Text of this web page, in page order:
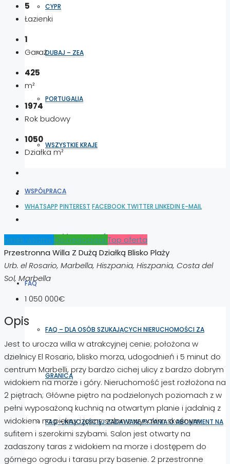
CYPR
DUBAJ – ZEA
PORTUGALIA
WSZYSTKIE KRAJE
WSPÓŁPRACA
SPOŁECZNOŚĆ INWESTORÓW
FAQ
FAQ – DLA OSÓB SZUKAJĄCYCH NIERUCHOMOŚCI ZA
GRANICĄ
FAQ – NAJCZĘŚCIEJ ZADAWANE PYTANIA O ABONAMENT NA
5
Łazienki
1
Garaż
425
m²
1974
Rok budowy
1050
Działka m²
WHATSAPP PINTEREST FACEBOOK TWITTER LINKEDIN E-MAIL
rynek wtórny Do negocjacji Top oferta
Przestronna Willa Z Dużą Działką Blisko Plaży
Urb. el Rosario, Marbella, Hiszpania, Hiszpania, Costa del
Sol, Marbella
1 050 000€
Opis
Jest to urocza willa w atrakcyjnej cenie; położona w
dzielnicy El Rosario, blisko morza, udogodnień i 5 minut do
centrum Marbelli, przy bardzo cichej ulicy z bardzo dobrym
widokiem na morze i góry. Nieruchomość jest rozłożona na
2 piętrach; Główne piętro na podzielonych poziomach z w
pełni wyposażoną kuchnią na otwartym planie i jadalnią z
widokiem na piękny i jasny salon z wysokim skośnym
sufitem i szerokimi szybami. Salon jest otwarty na
zadaszony taras z widokiem na morze i dostępem do
górnego ogrodu i tarasu przy basenie. 2 przestronne